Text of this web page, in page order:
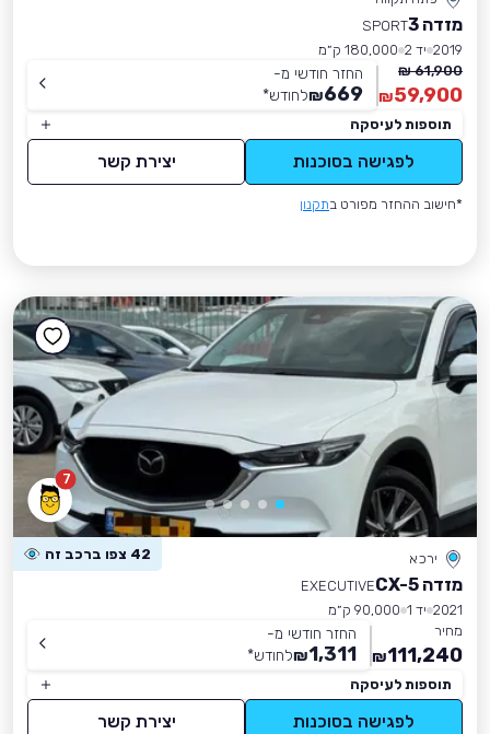
מזדה 3
SPORT
2019 יד 2
180,000 ק״מ
61,900 ₪
59,900
₪
החזר חודשי מ-
669
₪לחודש*
תוספות לעיסקה
לפגישה בסוכנות יצירת קשר
*חישוב ההחזר מפורט בתקנון
7
ירכא 42 צפו ברכב זה
מזדה CX-5
EXECUTIVE
2021 יד 1
90,000 ק״מ
מחיר
111,240
₪
החזר חודשי מ-
1,311
₪לחודש*
תוספות לעיסקה
לפגישה בסוכנות יצירת קשר